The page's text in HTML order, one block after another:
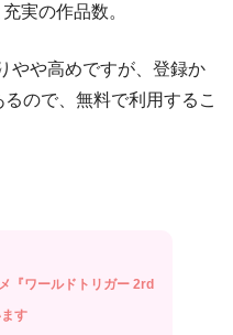
実の作品数。
やや高めですが、登録か
ので、無料で利用するこ
『ワールドトリガー 2rd
す